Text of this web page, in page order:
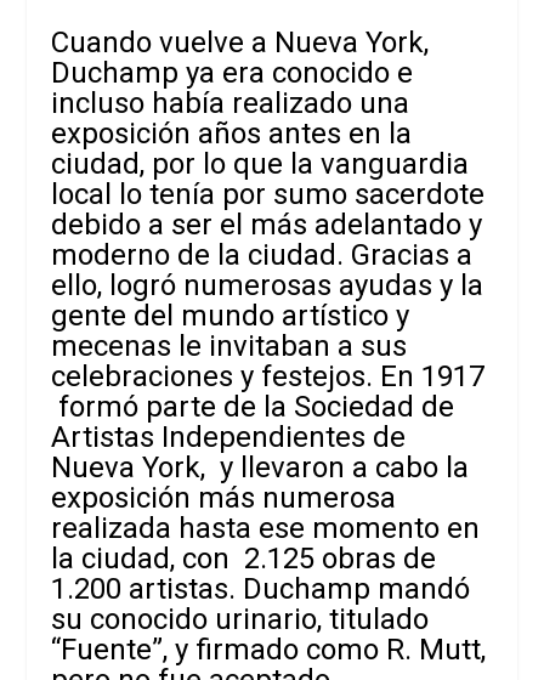
Cuando vuelve a Nueva York,
Duchamp ya era conocido e
incluso había realizado una
exposición años antes en la
ciudad, por lo que la vanguardia
local lo tenía por sumo sacerdote
debido a ser el más adelantado y
moderno de la ciudad. Gracias a
ello, logró numerosas ayudas y la
gente del mundo artístico y
mecenas le invitaban a sus
celebraciones y festejos. En 1917
formó parte de la Sociedad de
Artistas Independientes de
Nueva York, y llevaron a cabo la
exposición más numerosa
realizada hasta ese momento en
la ciudad, con 2.125 obras de
1.200 artistas. Duchamp mandó
su conocido urinario, titulado
“Fuente”, y firmado como R. Mutt,